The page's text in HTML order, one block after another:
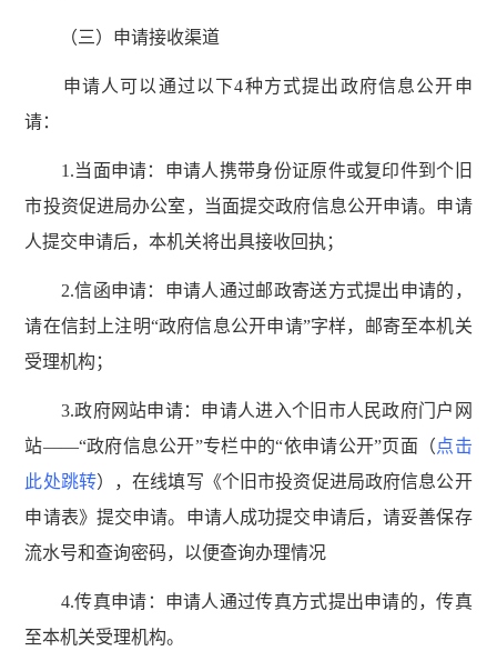
（三）申请接收渠道
申请人可以通过以下4种方式提出政府信息公开申
请：
1.当面申请：申请人携带身份证原件或复印件到个旧
市投资促进局办公室，当面提交政府信息公开申请。申请
人提交申请后，本机关将出具接收回执；
2.信函申请：申请人通过邮政寄送方式提出申请的，
请在信封上注明“政府信息公开申请”字样，邮寄至本机关
受理机构；
3.政府网站申请：申请人进入个旧市人民政府门户网
站——“政府信息公开”专栏中的“依申请公开”页面（点击
此处跳转），在线填写《个旧市投资促进局政府信息公开
申请表》提交申请。申请人成功提交申请后，请妥善保存
流水号和查询密码，以便查询办理情况
4.传真申请：申请人通过传真方式提出申请的，传真
至本机关受理机构。